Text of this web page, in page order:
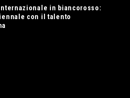
in biancorosso:
con il talento